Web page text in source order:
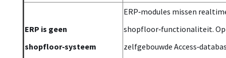
ERP is geen
shopfloor‑systeem
ERP‑modules missen
shopfloor‑functionaliteit.
zelfgebouwde